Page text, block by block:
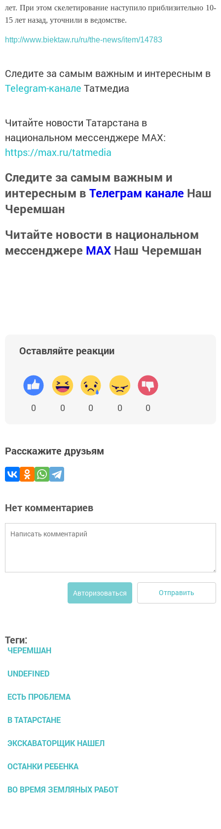
лет. При этом скелетирование наступило приблизительно 10-
15 лет назад, уточнили в ведомстве.
http://www.biektaw.ru/ru/the-news/item/14783
Следите за самым важным и интересным в
Telegram-канале Татмедиа
Читайте новости Татарстана в
национальном мессенджере MАХ:
https://max.ru/tatmedia
Следите за самым важным и
интересным в Телеграм канале Наш
Черемшан
Читайте новости в национальном
мессенджере MАХ Наш Черемшан
Оставляйте реакции
0 0 0 0 0
Расскажите друзьям
Нет комментариев
Авторизоваться Отправить
Теги:
ЧЕРЕМШАН
UNDEFINED
ЕСТЬ ПРОБЛЕМА
В ТАТАРСТАНЕ
ЭКСКАВАТОРЩИК НАШЕЛ
ОСТАНКИ РЕБЕНКА
ВО ВРЕМЯ ЗЕМЛЯНЫХ РАБОТ